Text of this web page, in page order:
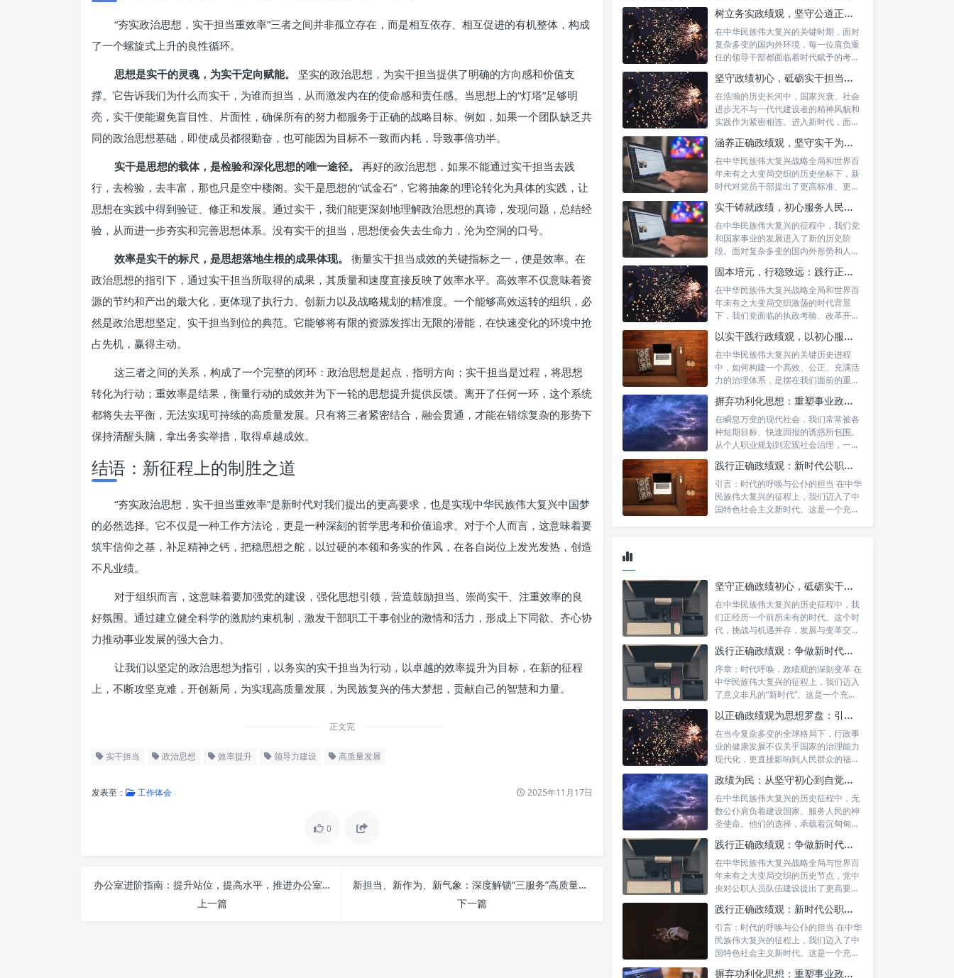
“夯实政治思想，实干担当重效率”三者之间并非孤立存在，而是相互依存、相互促进的有机整体，构成
了一个螺旋式上升的良性循环。
思想是实干的灵魂，为实干定向赋能。
坚实的政治思想，为实干担当提供了明确的方向感和价值支
撑。它告诉我们为什么而实干，为谁而担当，从而激发内在的使命感和责任感。当思想上的“灯塔”足够明
亮，实干便能避免盲目性、片面性，确保所有的努力都服务于正确的战略目标。例如，如果一个团队缺乏共
同的政治思想基础，即使成员都很勤奋，也可能因为目标不一致而内耗，导致事倍功半。
实干是思想的载体，是检验和深化思想的唯一途径。
再好的政治思想，如果不能通过实干担当去践
行，去检验，去丰富，那也只是空中楼阁。实干是思想的“试金石”，它将抽象的理论转化为具体的实践，让
思想在实践中得到验证、修正和发展。通过实干，我们能更深刻地理解政治思想的真谛，发现问题，总结经
验，从而进一步夯实和完善思想体系。没有实干的担当，思想便会失去生命力，沦为空洞的口号。
效率是实干的标尺，是思想落地生根的成果体现。
衡量实干担当成效的关键指标之一，便是效率。在
政治思想的指引下，通过实干担当所取得的成果，其质量和速度直接反映了效率水平。高效率不仅意味着资
源的节约和产出的最大化，更体现了执行力、创新力以及战略规划的精准度。一个能够高效运转的组织，必
然是政治思想坚定、实干担当到位的典范。它能够将有限的资源发挥出无限的潜能，在快速变化的环境中抢
占先机，赢得主动。
这三者之间的关系，构成了一个完整的闭环：政治思想是起点，指明方向；实干担当是过程，将思想
转化为行动；重效率是结果，衡量行动的成效并为下一轮的思想提升提供反馈。离开了任何一环，这个系统
都将失去平衡，无法实现可持续的高质量发展。只有将三者紧密结合，融会贯通，才能在错综复杂的形势下
保持清醒头脑，拿出务实举措，取得卓越成效。
结语：新征程上的制胜之道
“夯实政治思想，实干担当重效率”是新时代对我们提出的更高要求，也是实现中华民族伟大复兴中国梦
的必然选择。它不仅是一种工作方法论，更是一种深刻的哲学思考和价值追求。对于个人而言，这意味着要
筑牢信仰之基，补足精神之钙，把稳思想之舵，以过硬的本领和务实的作风，在各自岗位上发光发热，创造
不凡业绩。
对于组织而言，这意味着要加强党的建设，强化思想引领，营造鼓励担当、崇尚实干、注重效率的良
好氛围。通过建立健全科学的激励约束机制，激发干部职工干事创业的激情和活力，形成上下同欲、齐心协
力推动事业发展的强大合力。
让我们以坚定的政治思想为指引，以务实的实干担当为行动，以卓越的效率提升为目标，在新的征程
上，不断攻坚克难，开创新局，为实现高质量发展，为民族复兴的伟大梦想，贡献自己的智慧和力量。
正文完
实干担当 政治思想 效率提升 领导力建设 高质量发展
发表至： 工作体会 2025年11月17日
0
办公室进阶指南：提升站位，提高水平，推进办公室工作再上新台阶
上一篇
新担当、新作为、新气象：深度解锁“三服务”高质量发展的引擎与路径
下一篇
树立务实政绩观，坚守公道正派底线：新时代领导干部高质量发展指南
在中华民族伟大复兴的关键时期，面对
复杂多变的国内外环境，每一位肩负重
任的领导干部都面临着时代赋予的考验
坚守政绩初心，砥砺实干担当：新时代高质量发展的精神坐标
在浩瀚的历史长河中，国家兴衰、社会
进步无不与一代代建设者的精神风貌和
实践作为紧密相连。进入新时代，面对
涵养正确政绩观，坚守实干为民情怀：新时代党员干部的责任与担当
在中华民族伟大复兴战略全局和世界百
年未有之大变局交织的历史坐标下，新
时代对党员干部提出了更高标准、更严
实干铸就政绩，初心服务人民：新时代干部担当作为的实践指南
在中华民族伟大复兴的征程中，我们党
和国家事业的发展进入了新的历史阶
段。面对复杂多变的国内外形势和人民
固本培元，行稳致远：践行正确政绩理念，永葆务实清廉作风的时代命题
在中华民族伟大复兴战略全局和世界百
年未有之大变局交织激荡的时代背景
下，我们党面临的执政考验、改革开放
以实干践行政绩观，以初心服务群众：新时代治理的灯塔与指南
在中华民族伟大复兴的关键历史进程
中，如何构建一个高效、公正、充满活
力的治理体系，是摆在我们面前的重要
摒弃功利化思想：重塑事业政绩观，驱动社会高质量发展
在瞬息万变的现代社会，我们常常被各
种短期目标、快速回报的诱惑所包围。
从个人职业规划到宏观社会治理，一种
践行正确政绩观：新时代公职人员的使命与担当
引言：时代的呼唤与公仆的担当 在中华
民族伟大复兴的征程上，我们迈入了中
国特色社会主义新时代。这是一个充满
坚守正确政绩初心，砥砺实干担当精神：锚定新时代高质量发展的精神坐标
在中华民族伟大复兴的历史征程中，我
们正经历一个前所未有的时代。这个时
代，挑战与机遇并存，发展与变革交
践行正确政绩观：争做新时代合格公职人员的根本遵循与行动自觉
序章：时代呼唤，政绩观的深刻变革 在
中华民族伟大复兴的征程上，我们迈入
了意义非凡的“新时代”。这是一个充满
以正确政绩观为思想罗盘：引领行政事业高质量发展新征程
在当今复杂多变的全球格局下，行政事
业的健康发展不仅关乎国家的治理能力
现代化，更直接影响到人民群众的福祉
政绩为民：从坚守初心到自觉树立正确政绩观的实践之路
在中华民族伟大复兴的历史征程中，无
数公仆肩负着建设国家、服务人民的神
圣使命。他们的选择，承载着沉甸甸的
践行正确政绩观：争做新时代合格公职人员的根本遵循与实践路径
在中华民族伟大复兴战略全局与世界百
年未有之大变局交织的历史节点，党中
央对公职人员队伍建设提出了更高要
践行正确政绩观：新时代公职人员的使命与担当
引言：时代的呼唤与公仆的担当 在中华
民族伟大复兴的征程上，我们迈入了中
国特色社会主义新时代。这是一个充满
摒弃功利化思想：重塑事业政绩观，驱动社会高质量发展